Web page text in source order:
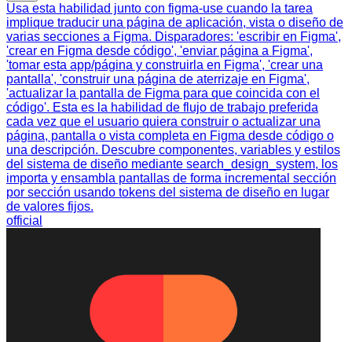
Usa esta habilidad junto con figma-use cuando la tarea
implique traducir una página de aplicación, vista o diseño de
varias secciones a Figma. Disparadores: 'escribir en Figma',
'crear en Figma desde código', 'enviar página a Figma',
'tomar esta app/página y construirla en Figma', 'crear una
pantalla', 'construir una página de aterrizaje en Figma',
'actualizar la pantalla de Figma para que coincida con el
código'. Esta es la habilidad de flujo de trabajo preferida
cada vez que el usuario quiera construir o actualizar una
página, pantalla o vista completa en Figma desde código o
una descripción. Descubre componentes, variables y estilos
del sistema de diseño mediante search_design_system, los
importa y ensambla pantallas de forma incremental sección
por sección usando tokens del sistema de diseño en lugar
de valores fijos.
official